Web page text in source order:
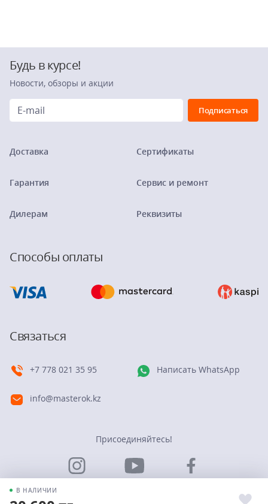
В НАЛИЧИИ
Будь в курсе!
Новости, обзоры и акции
Доставка
Гарантия
Дилерам
Сертификаты
Сервис и ремонт
Реквизиты
Способы оплаты
Связаться
+7 778 021 35 95 Написать WhatsApp
info@masterok.kz
Присоединяйтесь!